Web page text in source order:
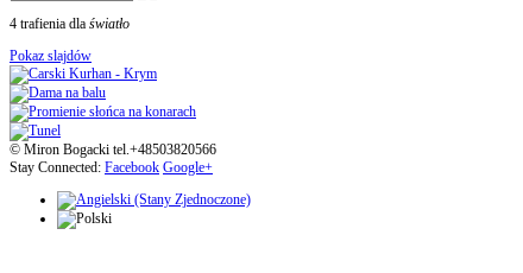
4 trafienia dla światło
Pokaz slajdów
© Miron Bogacki tel.+48503820566
Stay Connected: Facebook Google+